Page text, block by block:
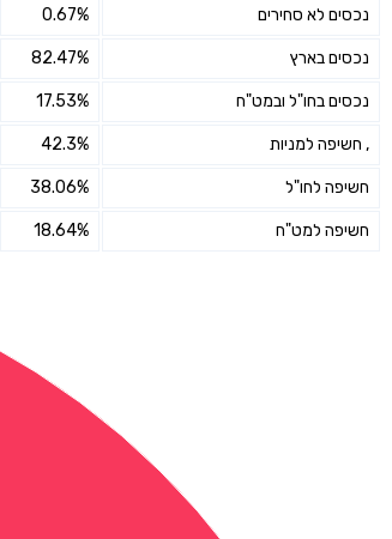
נכסים לא סחירים 0.67%
נכסים בארץ 82.47%
נכסים בחו"ל ובמט"ח 17.53%
, חשיפה למניות 42.3%
חשיפה לחו"ל 38.06%
חשיפה למט"ח 18.64%